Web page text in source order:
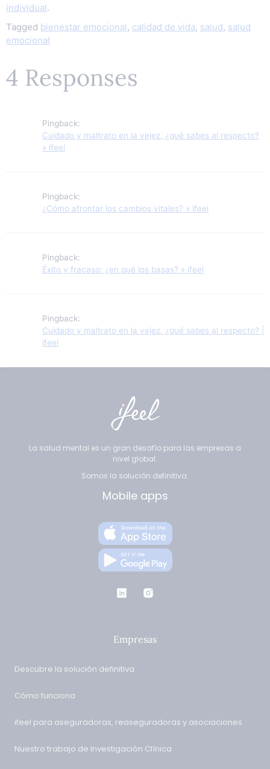
individual.
Tagged bienestar emocional , calidad de vida, salud, salud
emocional
4 Responses
Pingback:
Cuidado y maltrato en la vejez, ¿qué sabes al respecto?
» ifeel
Pingback:
¿Cómo afrontar los cambios vitales? » ifeel
Pingback:
Éxito y fracaso: ¿en qué los basas? » ifeel
Pingback:
Cuidado y maltrato en la vejez, ¿qué sabes al respecto? |
ifeel
La salud mental es un gran desafío para las empresas a
nivel global.
Somos la solución definitiva.
Mobile apps
Empresas
Descubre la solución definitiva
Cómo funciona
ifeel para aseguradoras, reaseguradoras y asociaciones
Nuestro trabajo de Investigación Clínica